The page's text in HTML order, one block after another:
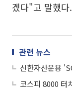
겠다"고 말했다.
관련 뉴스